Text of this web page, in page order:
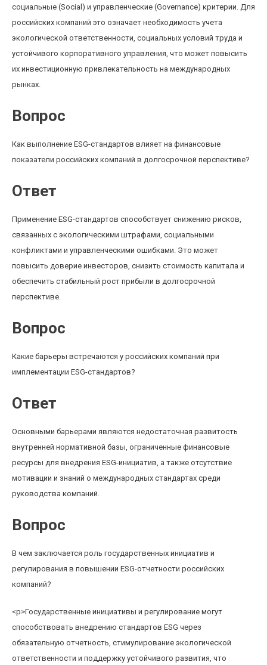
социальные (Social) и управленческие (Governance) критерии. Для
российских компаний это означает необходимость учета
экологической ответственности, социальных условий труда и
устойчивого корпоративного управления, что может повысить
их инвестиционную привлекательность на международных
рынках.
Вопрос
Как выполнение ESG-стандартов влияет на финансовые
показатели российских компаний в долгосрочной перспективе?
Ответ
Применение ESG-стандартов способствует снижению рисков,
связанных с экологическими штрафами, социальными
конфликтами и управленческими ошибками. Это может
повысить доверие инвесторов, снизить стоимость капитала и
обеспечить стабильный рост прибыли в долгосрочной
перспективе.
Вопрос
Какие барьеры встречаются у российских компаний при
имплементации ESG-стандартов?
Ответ
Основными барьерами являются недостаточная развитость
внутренней нормативной базы, ограниченные финансовые
ресурсы для внедрения ESG-инициатив, а также отсутствие
мотивации и знаний о международных стандартах среди
руководства компаний.
Вопрос
В чем заключается роль государственных инициатив и
регулирования в повышении ESG-отчетности российских
компаний?
<р>Государственные инициативы и регулирование могут
способствовать внедрению стандартов ESG через
обязательную отчетность, стимулирование экологической
ответственности и поддержку устойчивого развития, что